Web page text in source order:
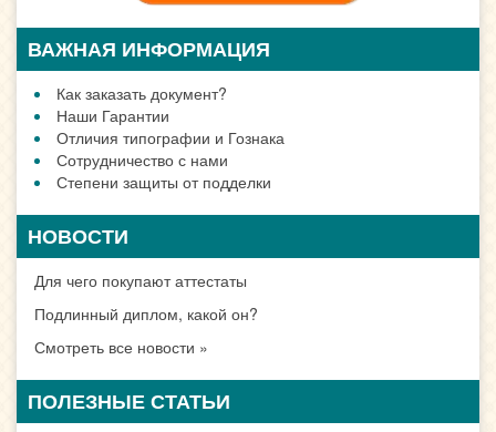
ВАЖНАЯ ИНФОРМАЦИЯ
Как заказать документ?
Наши Гарантии
Отличия типографии и Гознака
Сотрудничество с нами
Степени защиты от подделки
НОВОСТИ
Для чего покупают аттестаты
Подлинный диплом, какой он?
Смотреть все новости »
ПОЛЕЗНЫЕ СТАТЬИ